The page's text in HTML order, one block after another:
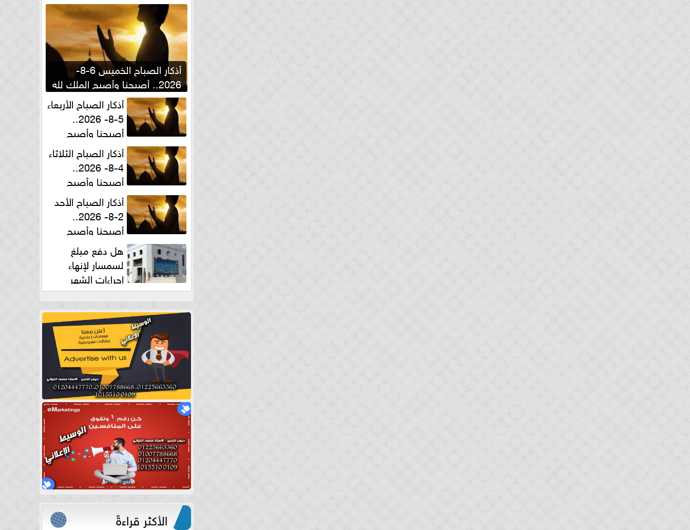
أذكار الصباح الخميس 6-8-
2026.. أصبحنا وأصبح الملك لله
والحمد لله
أذكار الصباح الأربعاء
5-8- 2026..
أصبحنا وأصبح
الملك لله والحمد للهأذكار الصباح الثلاثاء
4-8- 2026..
أصبحنا وأصبح
الملك لله والحمد للهأذكار الصباح الأحد
2-8- 2026..
أصبحنا وأصبح
الملك لله والحمد للههل دفع مبلغ
لسمسار لإنهاء
إجراءات الشهر
العقارى حلال؟.. أمين الفتوى يجيب
الأكثر قراءةً